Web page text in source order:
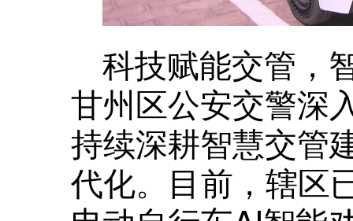
科技赋能交管，
甘州区公安交警深
持续深耕智慧交管
代化。目前，辖区